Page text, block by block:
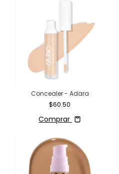
Concealer - Adara
$60.50
Comprar